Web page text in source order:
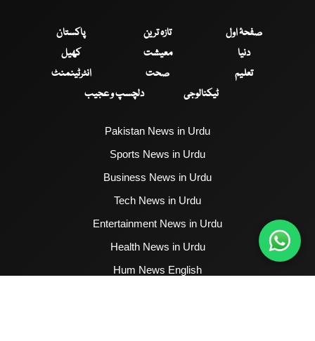
صفحۂ اول تازہ ترین
پاکستان
دنیا
معیشت
کھیل
تعلیم
صحت
انٹرٹینمنٹ
ٹیکنالوجی
دلچسپ و عجیب
Pakistan News in Urdu
Sports News in Urdu
Business News in Urdu
Tech News in Urdu
Entertainment News in Urdu
Health News in Urdu
Hum News English